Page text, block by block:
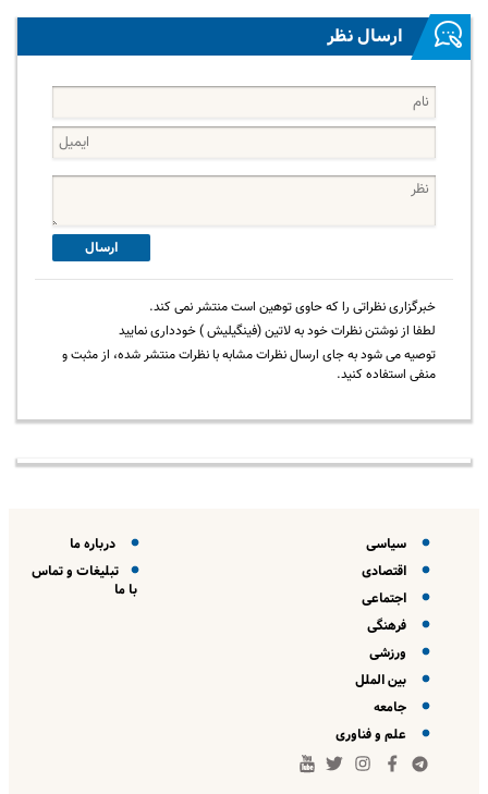
ارسال نظر
ارسال
خبرگزاری نظراتی را که حاوی توهین است منتشر نمی کند.
لطفا از نوشتن نظرات خود به لاتین (فینگیلیش ) خودداری نمایید
توصیه می شود به جای ارسال نظرات مشابه با نظرات منتشر شده، از مثبت و
منفی استفاده کنید.
سیاسی
اقتصادی
اجتماعی
فرهنگی
ورزشی
بین الملل
جامعه
علم و فناوری
درباره ما
تبلیغات و تماس
با ما